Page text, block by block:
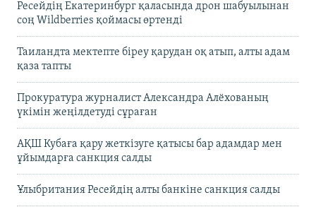
Ресейдің Екатеринбург қаласында дрон шабуылынан
соң Wildberries қоймасы өртенді
Таиландта мектепте біреу қарудан оқ атып, алты адам
қаза тапты
Прокуратура журналист Александра Алёхованың
үкімін жеңілдетуді сұраған
АҚШ Кубаға қару жеткізуге қатысы бар адамдар мен
ұйымдарға санкция салды
Ұлыбритания Ресейдің алты банкіне санкция салды